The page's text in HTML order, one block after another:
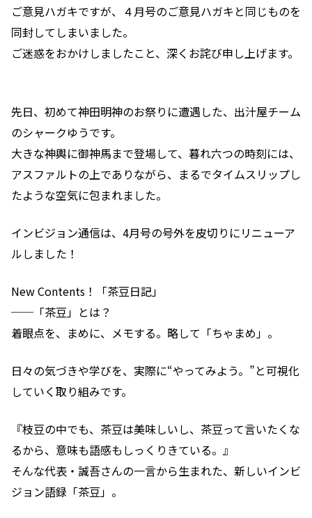
ご意見ハガキですが、４月号のご意見ハガキと同じものを
同封してしまいました。
ご迷惑をおかけしましたこと、深くお詫び申し上げます。
先日、初めて神田明神のお祭りに遭遇した、出汁屋チーム
のシャークゆうです。
大きな神輿に御神馬まで登場して、暮れ六つの時刻には、
アスファルトの上でありながら、まるでタイムスリップし
たような空気に包まれました。
インビジョン通信は、4月号の号外を皮切りにリニューア
ルしました！
New Contents！「茶豆日記」
──「茶豆」とは？
着眼点を、まめに、メモする。略して「ちゃまめ」。
日々の気づきや学びを、実際に“やってみよう。”と可視化
していく取り組みです。
『枝豆の中でも、茶豆は美味しいし、茶豆って言いたくな
るから、意味も語感もしっくりきている。』
そんな代表・誠吾さんの一言から生まれた、新しいインビ
ジョン語録「茶豆」。